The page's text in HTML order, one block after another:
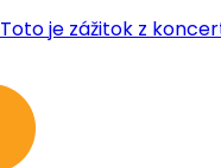
Toto je zážitok z